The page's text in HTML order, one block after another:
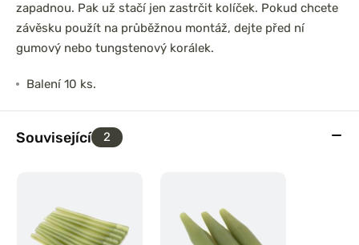
zapadnou. Pak už stačí jen zastrčit kolíček. Pokud chcete
závěsku použít na průběžnou montáž, dejte před ní
gumový nebo tungstenový korálek.
Balení 10 ks.
Související 2